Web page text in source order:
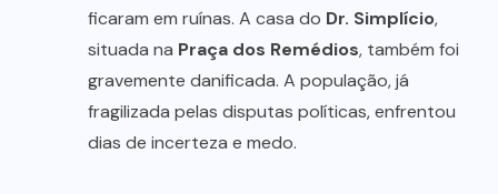
ficaram em ruínas. A casa do Dr. Simplício,
situada na Praça dos Remédios, também foi
gravemente danificada. A população, já
fragilizada pelas disputas políticas, enfrentou
dias de incerteza e medo.